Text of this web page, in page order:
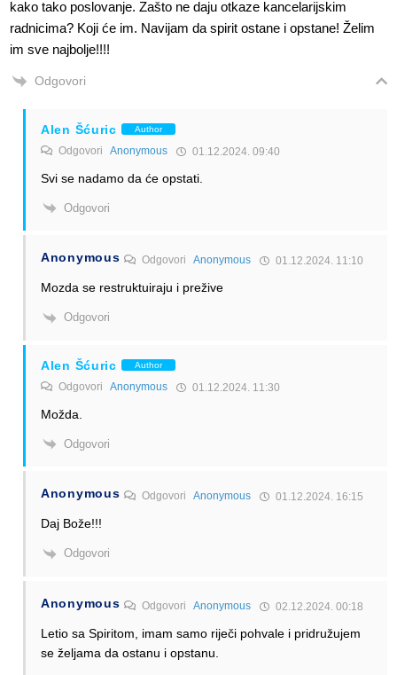
kako tako poslovanje. Zašto ne daju otkaze kancelarijskim
radnicima? Koji će im. Navijam da spirit ostane i opstane! Želim
im sve najbolje!!!!
Odgovori
Alen Šćuric Author
Odgovori Anonymous 01.12.2024. 09:40
Svi se nadamo da će opstati.
Odgovori
Anonymous OdgovoriAnonymous 01.12.2024. 11:10
Mozda se restruktuiraju i prežive
Odgovori
Alen Šćuric Author
Odgovori Anonymous 01.12.2024. 11:30
Možda.
Odgovori
Anonymous OdgovoriAnonymous 01.12.2024. 16:15
Daj Bože!!!
Odgovori
Anonymous OdgovoriAnonymous 02.12.2024. 00:18
Letio sa Spiritom, imam samo riječi pohvale i pridružujem
se željama da ostanu i opstanu.